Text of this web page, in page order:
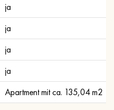
ja
ja
ja
ja
Apartment mit ca. 135,04 m2